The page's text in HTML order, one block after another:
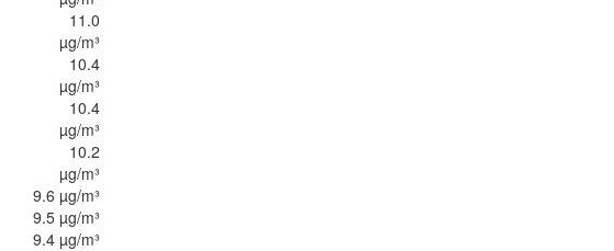
11.0
µg/m³
10.4
µg/m³
10.4
µg/m³
10.2
µg/m³
9.6 µg/m³
9.5 µg/m³
9.4 µg/m³